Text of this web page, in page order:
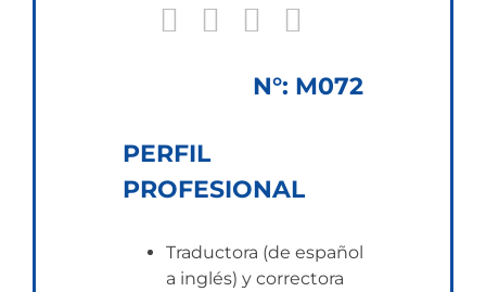
N°: M072
PERFIL
PROFESIONAL
Traductora (de español
a inglés) y correctora